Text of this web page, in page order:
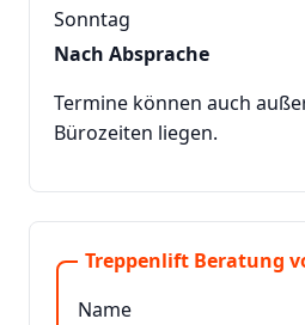
Sonntag
Nach Absprache
Termine können auch
Bürozeiten liegen.
Treppenlift Beratung
Name